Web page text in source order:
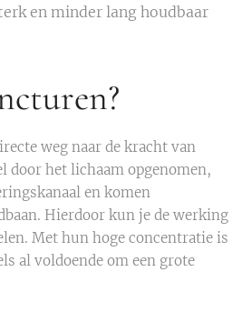
en minder lang houdbaar
weg naar de kracht van
door het lichaam opgenomen,
en komen
Hierdoor kun je de werking
Met hun hoge concentratie is
al voldoende om een grote